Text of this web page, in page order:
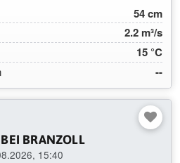
54 cm
2.2 m³/s
15 °C
--
BRANZOLL
15:40